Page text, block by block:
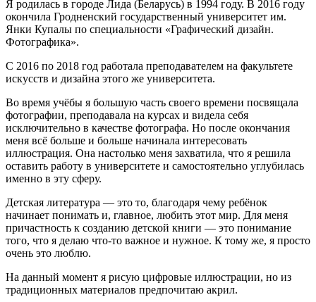
Я родилась в городе Лида (Беларусь) в 1994 году. В 2016 году
окончила Гродненский государственный университет им.
Янки Купалы по специальности «Графический дизайн.
Фотографика».
С 2016 по 2018 год работала преподавателем на факультете
искусств и дизайна этого же университета.
Во время учёбы я большую часть своего времени посвящала
фотографии, преподавала на курсах и видела себя
исключительно в качестве фотографа. Но после окончания
меня всё больше и больше начинала интересовать
иллюстрация. Она настолько меня захватила, что я решила
оставить работу в университете и самостоятельно углубилась
именно в эту сферу.
Детская литература — это то, благодаря чему ребёнок
начинает понимать и, главное, любить этот мир. Для меня
причастность к созданию детской книги — это понимание
того, что я делаю что-то важное и нужное. К тому же, я просто
очень это люблю.
На данный момент я рисую цифровые иллюстрации, но из
традиционных материалов предпочитаю акрил.